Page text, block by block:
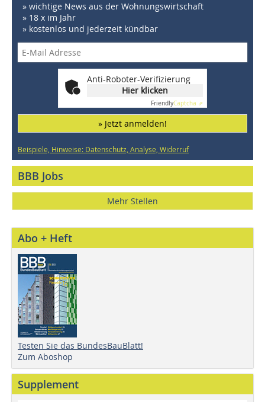
» wichtige News aus der Wohnungswirtschaft
» 18 x im Jahr
» kostenlos und jederzeit kündbar
Anti-Roboter-Verifizierung
Hier klicken
FriendlyCaptcha ⇗
» Jetzt anmelden!
Beispiele, Hinweise: Datenschutz, Analyse, Widerruf
BBB Jobs
Mehr Stellen
Abo + Heft
Testen Sie das BundesBauBlatt!
Zum Aboshop
Supplement